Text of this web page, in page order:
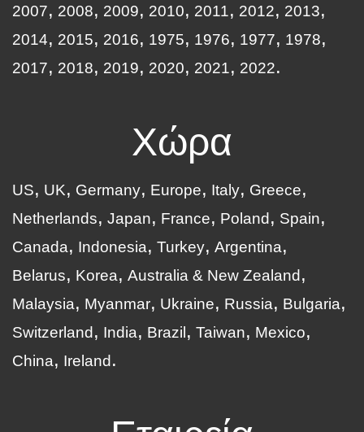
2007
2008 2009 2010 2011 2012
2013
2014
2015 2016 1975 1976 1977
1978
2017
2018 2019 2020 2021 2022
Χώρα
US UK Germany Europe Italy
Greece
Netherlands
Japan France Poland
Spain
Canada
Indonesia Turkey Argentina
Belarus
Korea Australia & New Zealand
Malaysia
Myanmar Ukraine Russia
Bulgaria
Switzerland
India Brazil Taiwan
Mexico
China
Ireland